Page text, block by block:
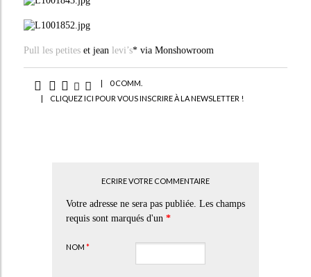
Pull les petiteset jean levi’s* via Monshowroom
|
0 COMM.
|
CLIQUEZ ICI POUR VOUS INSCRIRE À LA NEWSLETTER !
ECRIRE VOTRE COMMENTAIRE
Votre adresse ne sera pas publiée. Les champs
requis sont marqués d'un *
NOM *